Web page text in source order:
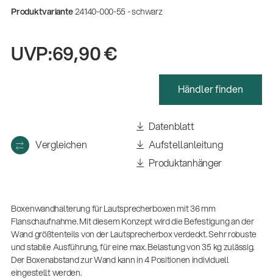
Fachkraft für Metalltechnik Ausbildung
Ausbildung | freie Ausbildungsstellen
Gesamtkatalog 2026
(E-Paper)
Produktvariante24140-000-55 - schwarz
UVP:69,90 €
Händler finden
Vergleichen
Datenblatt
Aufstellanleitung
Produktanhänger
Boxenwandhalterung für Lautsprecherboxen mit 36 mm
Flanschaufnahme. Mit diesem Konzept wird die Befestigung an der
Wand größtenteils von der Lautsprecherbox verdeckt. Sehr robuste
und stabile Ausführung, für eine max. Belastung von 35 kg zulässig.
Der Boxenabstand zur Wand kann in 4 Positionen individuell
eingestellt werden.